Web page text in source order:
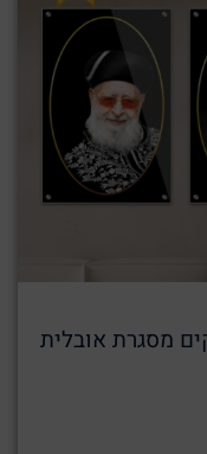
מסגרת אובלית